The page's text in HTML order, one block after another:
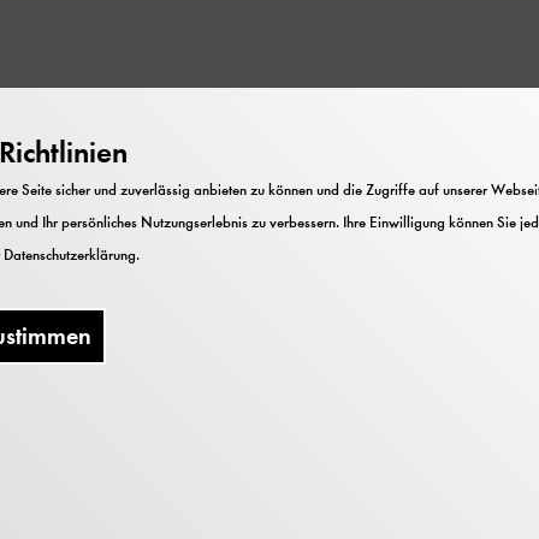
oder das Luftballon Oster
Washi-Tape Osterkarten und Origami
natürlich finden sich auch versteckte
und Spaß am Ausprobieren mitbringen!
Seite sicher und zuverlässig anbieten zu können und die Zugriffe auf unserer
und Ihr persönliches Nutzungserlebnis zu verbessern. Ihre Einwilligung können Sie
Datenschutzerklärung.